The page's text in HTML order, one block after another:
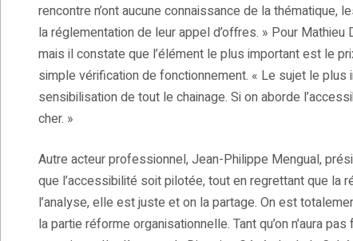
rencontre n’ont aucune connaissance de la
la réglementation de leur appel d’offres. » Pour
mais il constate que l’élément le plus important est le
simple vérification de fonctionnement. « Le sujet le plus
sensibilisation de tout le chainage. Si on aborde
cher. »
Autre acteur professionnel, Jean-Philippe Mengual,
que l’accessibilité soit pilotée, tout en regrettant que la
l’analyse, elle est juste et on la partage. On est
la partie réforme organisationnelle. Tant qu’on n’aura